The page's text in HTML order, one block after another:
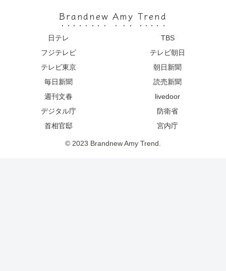
Brandnew Amy Trend
日テレ
TBS
フジテレビ
テレビ朝日
テレビ東京
朝日新聞
毎日新聞
読売新聞
週刊文春
livedoor
デジタル庁
防衛省
首相官邸
宮内庁
© 2023 Brandnew Amy Trend.